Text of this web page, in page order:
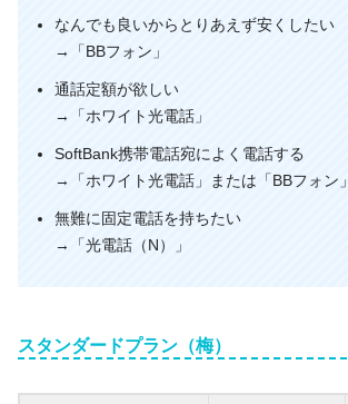
なんでも良いからとりあえず安くしたい
→「BBフォン」
通話定額が欲しい
→「ホワイト光電話」
SoftBank携帯電話宛によく電話する
→「ホワイト光電話」または「BBフォン」
無難に固定電話を持ちたい
→「光電話（N）」
スタンダードプラン（梅）